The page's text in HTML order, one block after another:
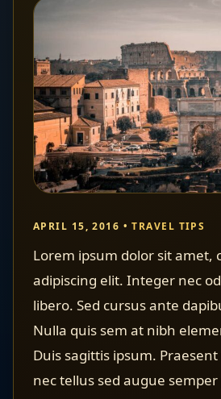
APRIL 15, 2016 •TRAVEL TIPS
Lorem ipsum dolor sit amet,
adipiscing elit. Integer nec
libero. Sed cursus ante
Nulla quis sem at nibh
Duis sagittis ipsum.
nec tellus sed augue